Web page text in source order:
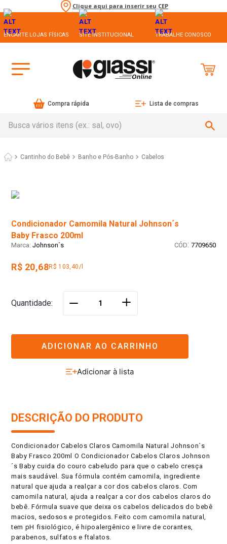
Clique aqui para inserir seu CEP
ENCARTE LOJAS FÍSICAS SITE INSTITUCIONAL TRABALHE CONOSCO
Compra rápida Lista de compras
Cantinho do Bebê Banho e Pós-Banho Cabelos
Condicionador Camomila Natural Johnson´s
Baby Frasco 200ml
Johnson´s : 7709650
R$ 20,68R$ 103,40/l
Quantidade ＋
ADICIONAR AO CARRINHO
DESCRIÇÃO DO PRODUTO
Condicionador Cabelos Claros Camomila Natural Johnson´s
Baby Frasco 200ml O Condicionador Cabelos Claros Johnson
´s Baby cuida do couro cabeludo para que o cabelo cresça
mais saudável. Sua fórmula contém camomila, ingrediente
natural que ajuda a realçar a cor dos cabelos claros. Com
camomila natural, ajuda a realçar a cor dos cabelos claros do
bebê. Fórmula suave que deixa os cabelos delicados do bebê
macios, sedosos e protegidos. Feito com camomila natural,
tem pH fisiológico, é hipoalergênico e livre de corantes,
parabenos, sulfatos e ftalatos.